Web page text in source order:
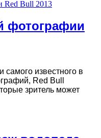
фотографии
известного в
Red Bull
зритель может